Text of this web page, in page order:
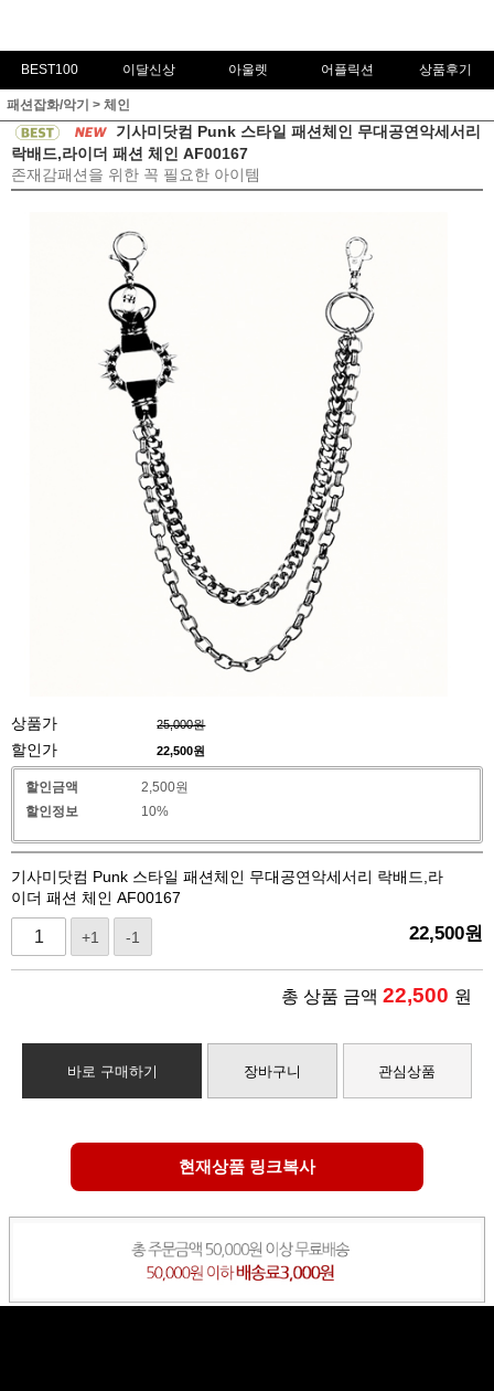
BEST100 이달신상 아울렛 어플릭션 상품후기
패션잡화/악기 > 체인
기사미닷컴 Punk 스타일 패션체인 무대공연악세서리
락배드,라이더 패션 체인 AF00167
존재감패션을 위한 꼭 필요한 아이템
상품가 25,000원
할인가 22,500원
할인금액
2,500원
할인정보
10%
기사미닷컴 Punk 스타일 패션체인 무대공연악세서리 락배드,라
이더 패션 체인 AF00167
+1 -1 22,500원
총 상품 금액 22,500 원
바로 구매하기 장바구니 관심상품
현재상품 링크복사